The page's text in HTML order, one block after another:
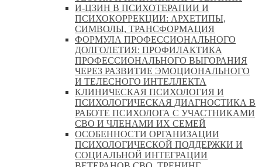
И-ЦЗИН В ПСИХОТЕРАПИИ И
ПСИХОКОРРЕКЦИИ: АРХЕТИПЫ,
СИМВОЛЫ, ТРАНСФОРМАЦИЯ
ФОРМУЛА ПРОФЕССИОНАЛЬНОГО
ДОЛГОЛЕТИЯ: ПРОФИЛАКТИКА
ПРОФЕССИОНАЛЬНОГО ВЫГОРАНИЯ
ЧЕРЕЗ РАЗВИТИЕ ЭМОЦИОНАЛЬНОГО
И ТЕЛЕСНОГО ИНТЕЛЛЕКТА
КЛИНИЧЕСКАЯ ПСИХОЛОГИЯ И
ПСИХОЛОГИЧЕСКАЯ ДИАГНОСТИКА В
РАБОТЕ ПСИХОЛОГА С УЧАСТНИКАМИ
СВО И ЧЛЕНАМИ ИХ СЕМЕЙ
ОСОБЕННОСТИ ОРГАНИЗАЦИИ
ПСИХОЛОГИЧЕСКОЙ ПОДДЕРЖКИ И
СОЦИАЛЬНОЙ ИНТЕГРАЦИИ